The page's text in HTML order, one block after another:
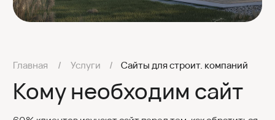
Для создания имиджа надёжной
и престижной компании, формирования